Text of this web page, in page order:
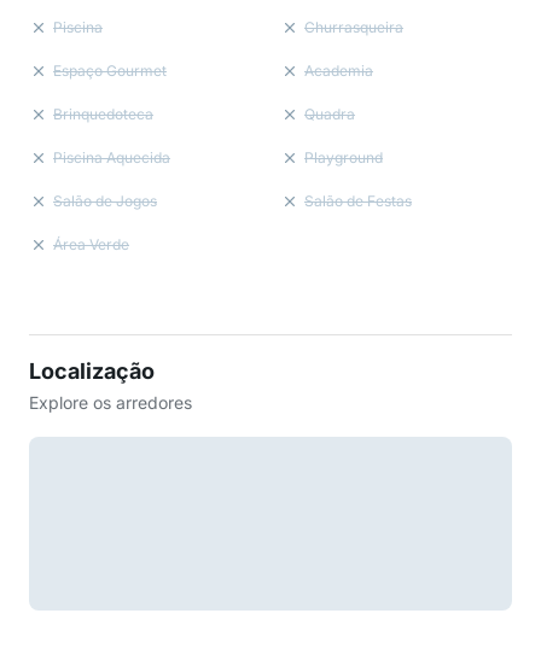
Piscina Churrasqueira
Espaço Gourmet Academia
Brinquedoteca Quadra
Piscina Aquecida Playground
Salão de Jogos Salão de Festas
Área Verde
Localização
Explore os arredores